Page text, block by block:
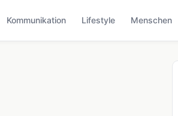
Kommunikation Lifestyle Menschen